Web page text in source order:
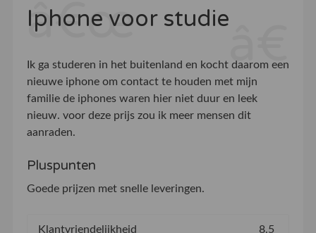
Iphone voor studie
Ik ga studeren in het buitenland en kocht daarom een
nieuwe iphone om contact te houden met mijn
familie de iphones waren hier niet duur en leek
nieuw. voor deze prijs zou ik meer mensen dit
aanraden.
Pluspunten
Goede prijzen met snelle leveringen.
Klantvriendelijkheid 8.5